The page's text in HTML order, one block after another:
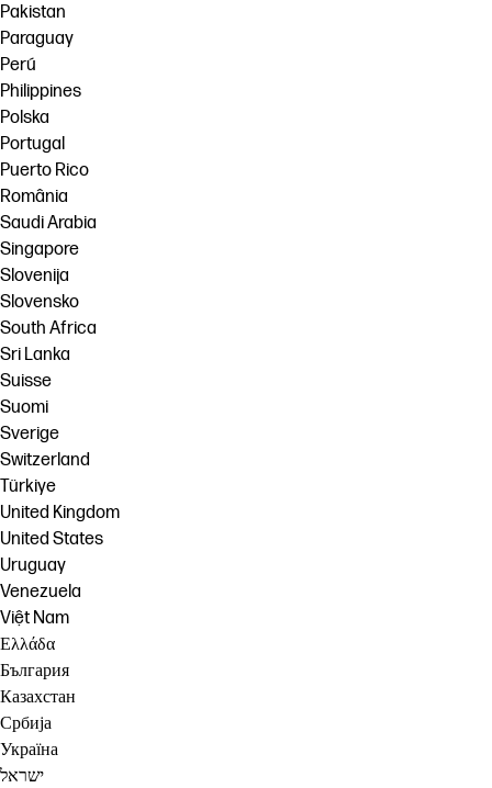
Pakistan
Paraguay
Perú
Philippines
Polska
Portugal
Puerto Rico
România
Saudi Arabia
Singapore
Slovenija
Slovensko
South Africa
Sri Lanka
Suisse
Suomi
Sverige
Switzerland
Türkiye
United Kingdom
United States
Uruguay
Venezuela
Việt Nam
Ελλάδα
България
Казахстан
Србија
Україна
ישראל